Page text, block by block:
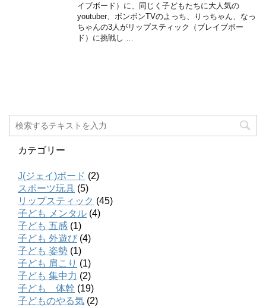
イブボード）に、同じく子どもたちに大人気の
youtuber、ボンボンTVのよっち、りっちゃん、なっ
ちゃんの3人がリップスティック（ブレイブボー
ド）に挑戦し …
カテゴリー
J(ジェイ)ボード (2)
スポーツ玩具 (5)
リップスティック (45)
子ども メンタル (4)
子ども 五感 (1)
子ども 外遊び (4)
子ども 姿勢 (1)
子ども 肩こり (1)
子ども 集中力 (2)
子ども 体幹 (19)
子どものやる気 (2)